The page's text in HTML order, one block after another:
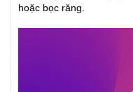
hoặc bọc răng.